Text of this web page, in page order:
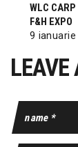
WLC
F&H EXPO
9 ianuarie